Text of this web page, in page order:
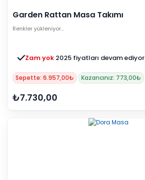
Garden Rattan Masa Takımı
Renkler yükleniyor…
Zam yok 2025 fiyatları devam ediyor
Sepette: 6.957,00₺ Kazancınız: 773,00₺
₺7.730,00